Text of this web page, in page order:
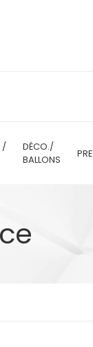
/
DÉCO./
BALLONS